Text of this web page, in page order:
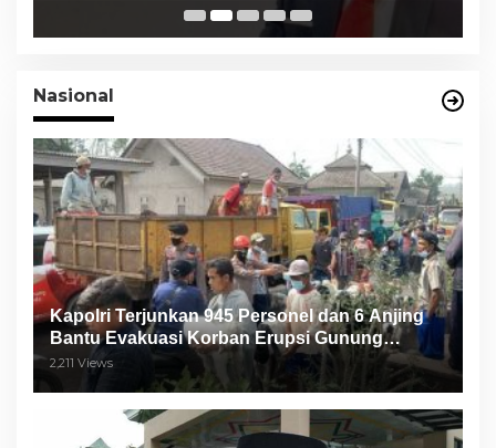
Nasional
Kapolri Terjunkan 945 Personel dan 6 Anjing
Bantu Evakuasi Korban Erupsi Gunung
Semeru
2,211 Views